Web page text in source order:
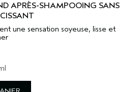
APRÈS-SHAMPOOING SANS
une sensation soyeuse, lisse et